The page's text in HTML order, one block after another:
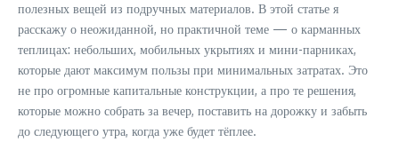
полезных вещей из подручных материалов. В этой статье я
расскажу о неожиданной, но практичной теме — о карманных
теплицах: небольших, мобильных укрытиях и мини-парниках,
которые дают максимум пользы при минимальных затратах. Это
не про огромные капитальные конструкции, а про те решения,
которые можно собрать за вечер, поставить на дорожку и забыть
до следующего утра, когда уже будет тёплее.